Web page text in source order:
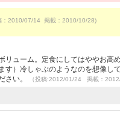
：2010/07/14 掲載：2010/10/28)
ューム。定食にしてはややお高
）冷しゃぶのようなのを想像し
さい。
（投稿:2012/01/24 掲載：2012/